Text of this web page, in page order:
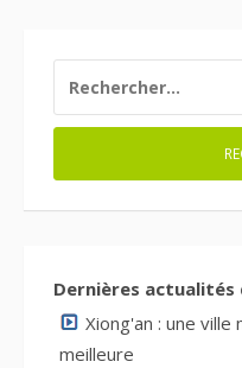
Dernières actualités
Xiong'an : une ville
meilleure